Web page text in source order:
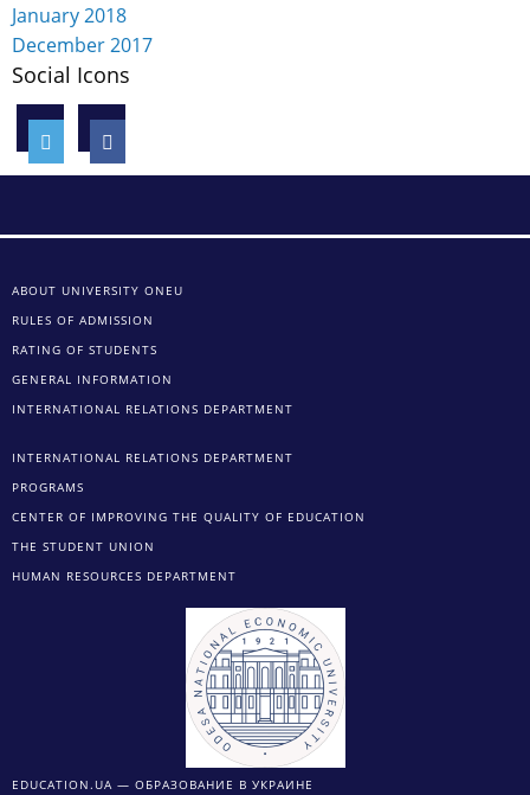
January 2018
December 2017
Social Icons
ABOUT UNIVERSITY ONEU
RULES OF ADMISSION
RATING OF STUDENTS
GENERAL INFORMATION
INTERNATIONAL RELATIONS DEPARTMENT
INTERNATIONAL RELATIONS DEPARTMENT
PROGRAMS
CENTER OF IMPROVING THE QUALITY OF EDUCATION
THE STUDENT UNION
HUMAN RESOURCES DEPARTMENT
EDUCATION.UA — ОБРАЗОВАНИЕ В УКРАИНЕ